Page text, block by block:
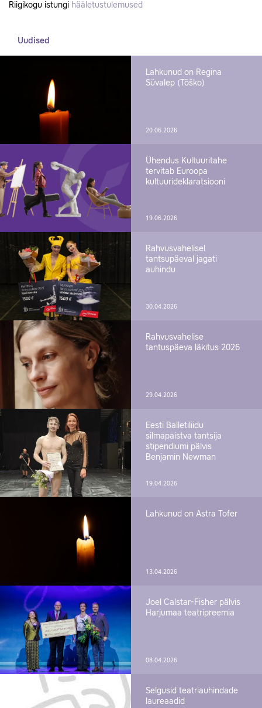
Riigikogu istungi hääletustulemused
Uudised
Lahkunud on Regina
Süvalep (Tõško)
20.06.2026
Ühendus Kultuuritahe
tervitab Euroopa
kultuurideklaratsiooni
19.06.2026
Rahvusvahelisel
tantsupäeval jagati
auhindu
30.04.2026
Rahvusvahelise
tantuspäeva läkitus 2026
29.04.2026
Eesti Balletiliidu
silmapaistva tantsija
stipendiumi pälvis
Benjamin Newman
19.04.2026
Lahkunud on Astra Tofer
13.04.2026
Joel Calstar-Fisher pälvis
Harjumaa teatripreemia
08.04.2026
Selgusid teatriauhindade
laureaadid